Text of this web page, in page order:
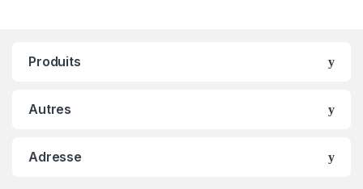
Produits
Autres
Adresse